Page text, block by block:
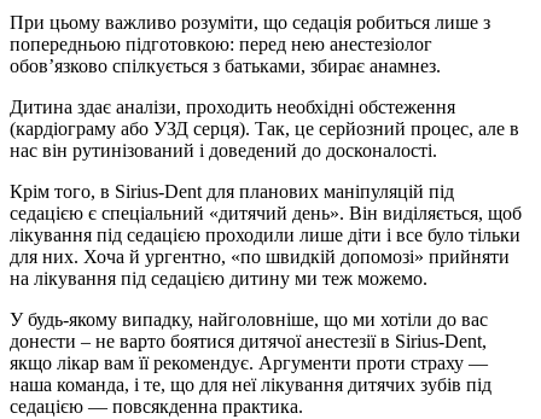
При цьому важливо розуміти, що седація робиться лише з
попередньою підготовкою: перед нею анестезіолог
обов’язково спілкується з батьками, збирає анамнез.
Дитина здає аналізи, проходить необхідні обстеження
(кардіограму або УЗД серця). Так, це серйозний процес, але в
нас він рутинізований і доведений до досконалості.
Крім того, в Sirius-Dent для планових маніпуляцій під
седацією є спеціальний «дитячий день». Він виділяється, щоб
лікування під седацією проходили лише діти і все було тільки
для них. Хоча й ургентно, «по швидкій допомозі» прийняти
на лікування під седацією дитину ми теж можемо.
У будь-якому випадку, найголовніше, що ми хотіли до вас
донести – не варто боятися дитячої анестезії в Sirius-Dent,
якщо лікар вам її рекомендує. Аргументи проти страху —
наша команда, і те, що для неї лікування дитячих зубів під
седацією — повсякденна практика.